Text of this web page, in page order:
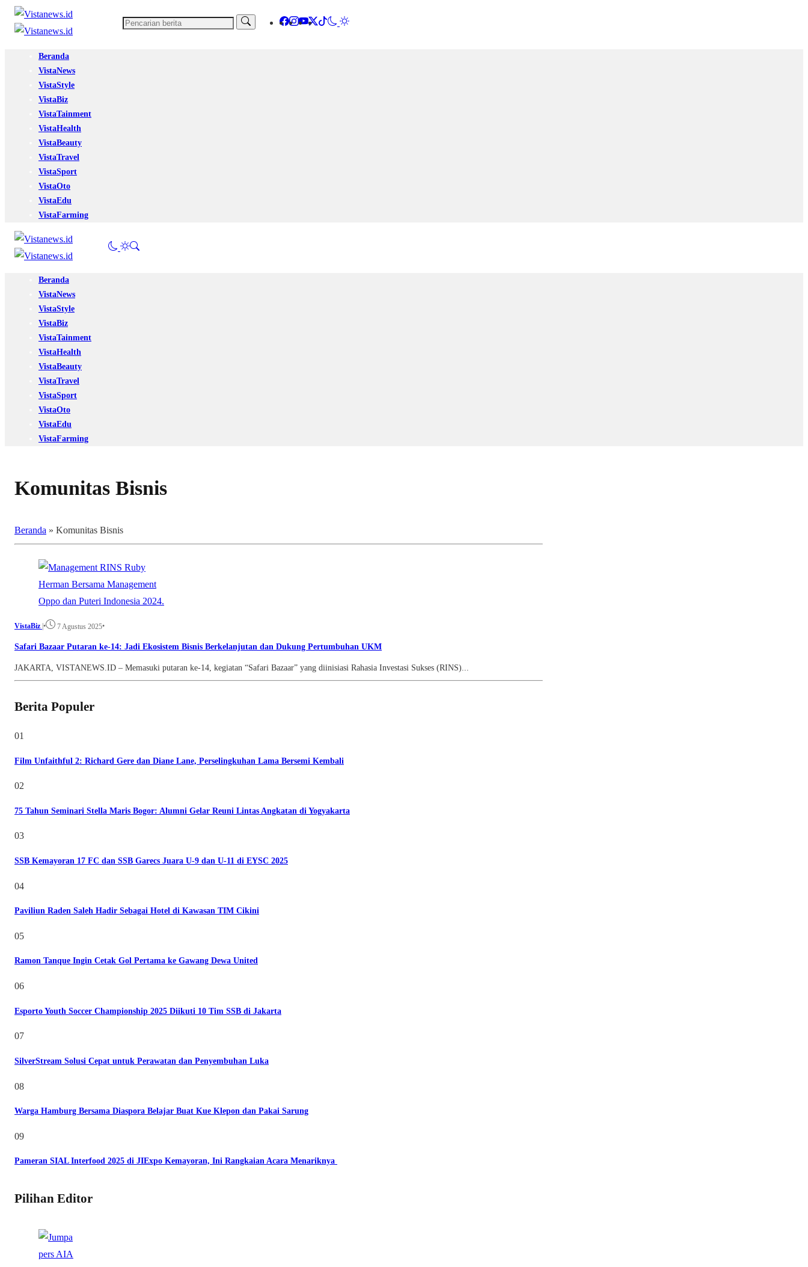
Beranda
VistaNews
VistaStyle
VistaBiz
VistaTainment
VistaHealth
VistaBeauty
VistaTravel
VistaSport
VistaOto
VistaEdu
VistaFarming
Beranda
VistaNews
VistaStyle
VistaBiz
VistaTainment
VistaHealth
VistaBeauty
VistaTravel
VistaSport
VistaOto
VistaEdu
VistaFarming
Komunitas Bisnis
Beranda » Komunitas Bisnis
VistaBiz • 7 Agustus 2025•
Safari Bazaar Putaran ke-14: Jadi Ekosistem Bisnis Berkelanjutan dan Dukung Pertumbuhan UKM
JAKARTA, VISTANEWS.ID – Memasuki putaran ke-14, kegiatan “Safari Bazaar” yang diinisiasi Rahasia Investasi Sukses (RINS)...
Berita Populer
01
Film Unfaithful 2: Richard Gere dan Diane Lane, Perselingkuhan Lama Bersemi Kembali
02
75 Tahun Seminari Stella Maris Bogor: Alumni Gelar Reuni Lintas Angkatan di Yogyakarta
03
SSB Kemayoran 17 FC dan SSB Garecs Juara U-9 dan U-11 di EYSC 2025
04
Paviliun Raden Saleh Hadir Sebagai Hotel di Kawasan TIM Cikini
05
Ramon Tanque Ingin Cetak Gol Pertama ke Gawang Dewa United
06
Esporto Youth Soccer Championship 2025 Diikuti 10 Tim SSB di Jakarta
07
SilverStream Solusi Cepat untuk Perawatan dan Penyembuhan Luka
08
Warga Hamburg Bersama Diaspora Belajar Buat Kue Klepon dan Pakai Sarung
09
Pameran SIAL Interfood 2025 di JIExpo Kemayoran, Ini Rangkaian Acara Menariknya
Pilihan Editor